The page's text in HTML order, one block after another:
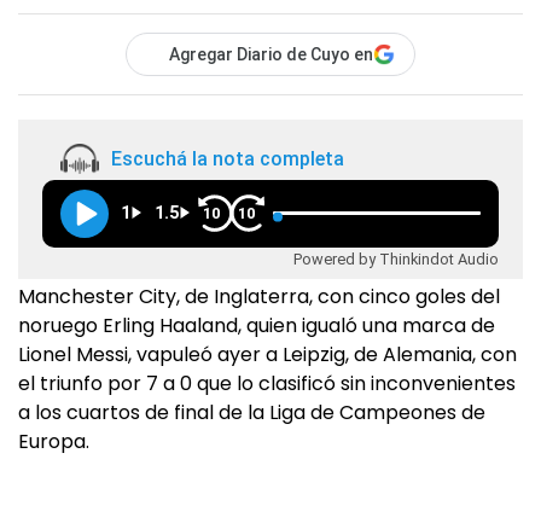
Agregar Diario de Cuyo en
Escuchá la nota completa
1 1.5 10 10
Powered by Thinkindot Audio
Manchester City, de Inglaterra, con cinco goles del
noruego Erling Haaland, quien igualó una marca de
Lionel Messi, vapuleó ayer a Leipzig, de Alemania, con
el triunfo por 7 a 0 que lo clasificó sin inconvenientes
a los cuartos de final de la Liga de Campeones de
Europa.